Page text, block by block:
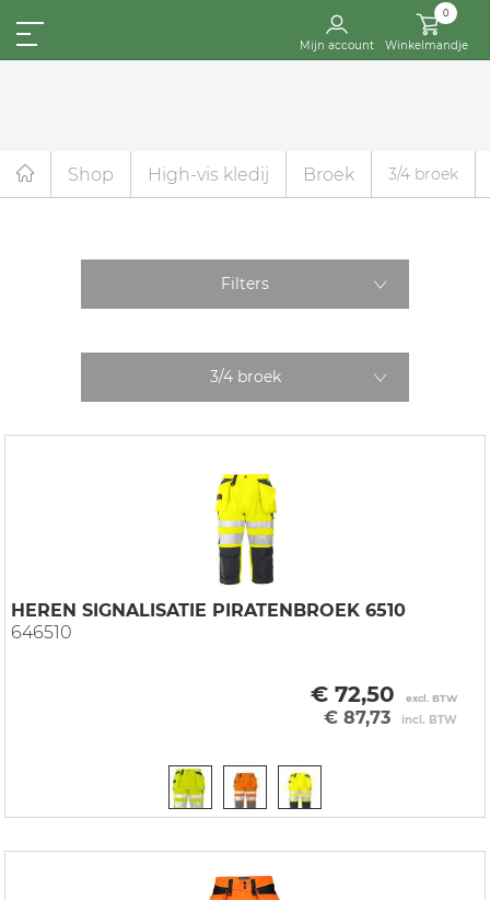
Mijn account
0
Winkelmandje
Shop High-vis kledij Broek 3/4 broek
Filters
3/4 broek
HEREN SIGNALISATIE PIRATENBROEK 6510
646510
€ 72,50 excl. BTW
€ 87,73 incl. BTW